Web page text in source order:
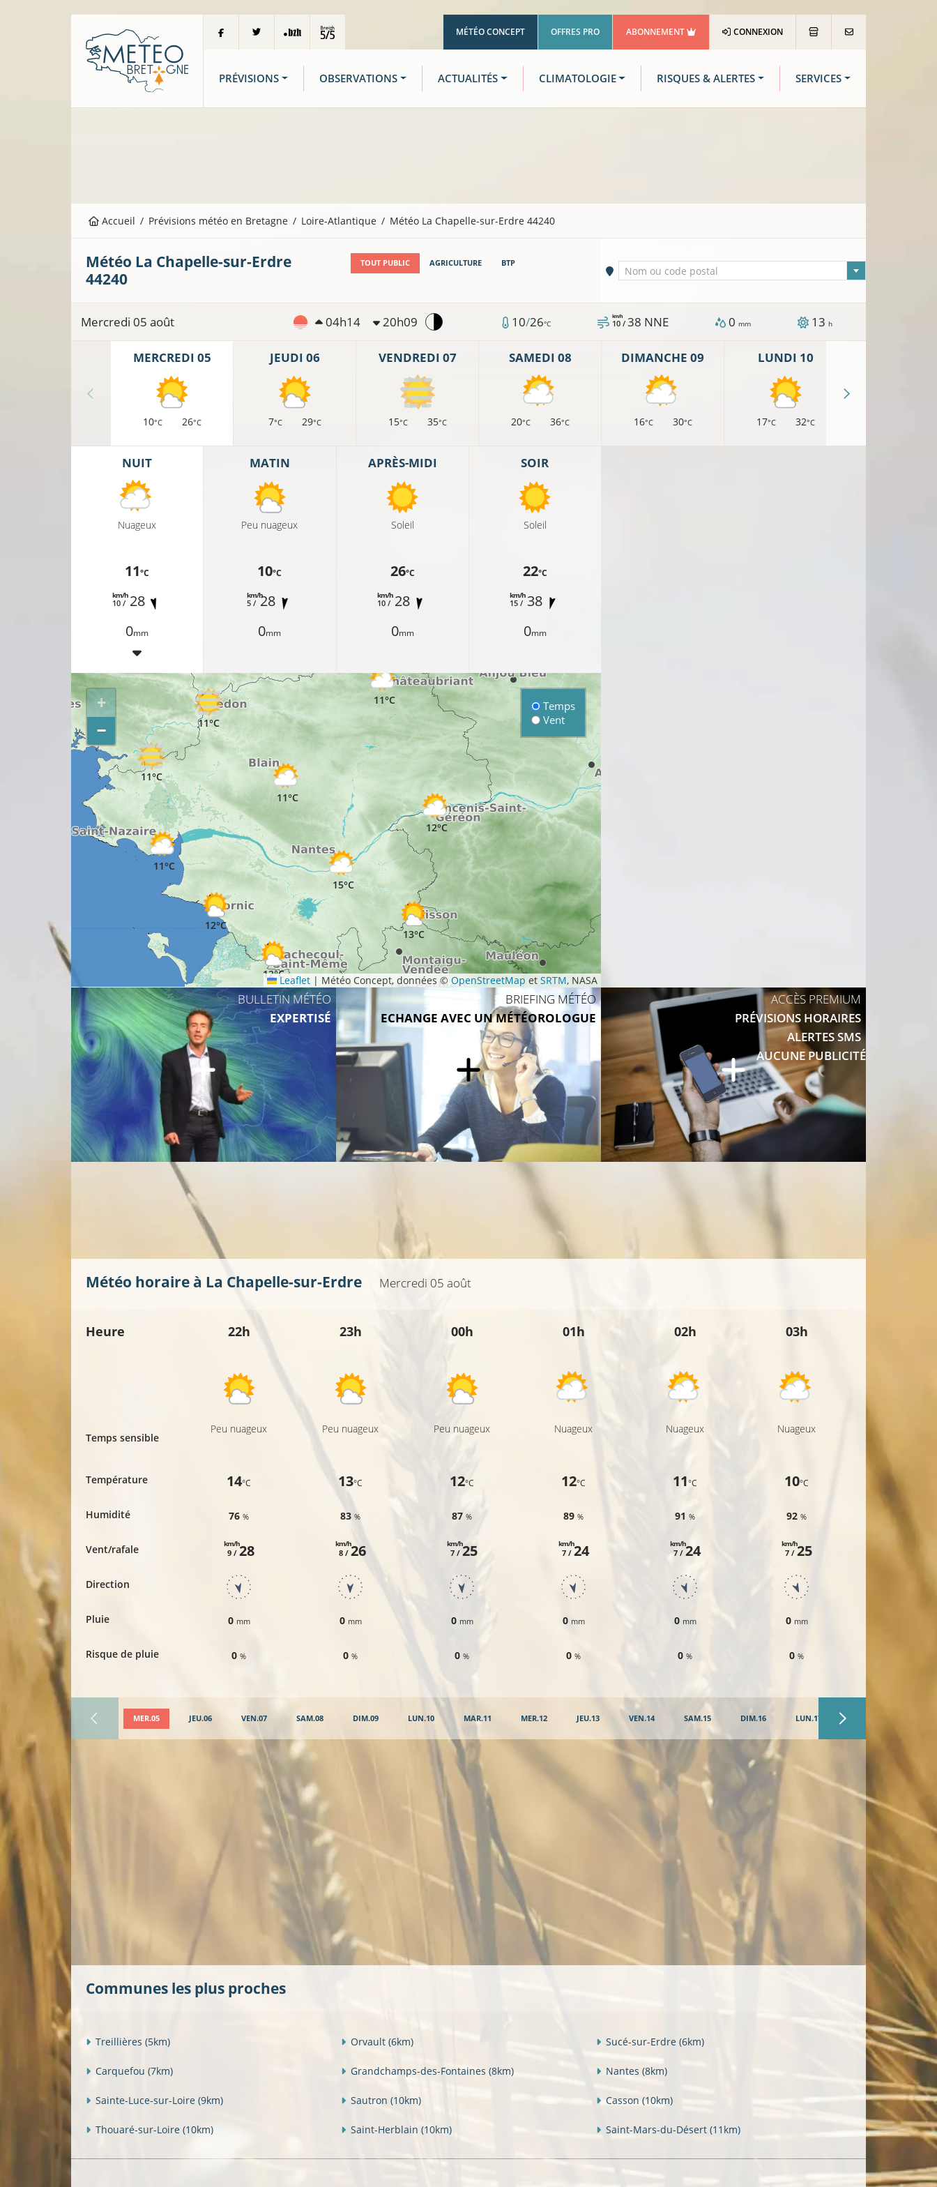
MÉTÉO CONCEPT OFFRES PRO ABONNEMENT CONNEXION
PRÉVISIONS OBSERVATIONS ACTUALITÉS CLIMATOLOGIE RISQUES & ALERTES SERVICES
Accueil Prévisions météo en Bretagne Loire-Atlantique Météo La Chapelle-sur-Erdre 44240
Météo La Chapelle-sur-Erdre
44240
TOUT PUBLIC AGRICULTURE BTP
Ville sélectionnée
Nom ou code postal
Mercredi 05 août 04h14 20h09 10/26°C 10 /
km/h 38 NNE 0 mm 13 h
MERCREDI 05
10°C 26°C
JEUDI 06
7°C 29°C
VENDREDI 07
15°C 35°C
SAMEDI 08
20°C 36°C
DIMANCHE 09
16°C 30°C
LUNDI 10
17°C 32°C
NUIT
Nuageux
11°C
10 /
km/h 28
0mm
MATIN
Peu nuageux
10°C
5 /
km/h28
0mm
APRÈS-MIDI
Soleil
26°C
10 /
km/h 28
0mm
SOIR
Soleil
22°C
15 /
km/h 38
0mm
11°C
11°C
10°C
11°C
12°C
11°C
11°C
13°C
12°C
15°C
12°C
11°C
+
−
Temps
Vent
Leaflet | Météo Concept, données © OpenStreetMap et SRTM, NASA
BULLETIN MÉTÉO
EXPERTISÉ
BRIEFING MÉTÉO
ECHANGE AVEC UN MÉTÉOROLOGUE
ACCÈS PREMIUM
PRÉVISIONS HORAIRES
ALERTES SMS
AUCUNE PUBLICITÉ
Météo horaire à La Chapelle-sur-Erdre Mercredi 05 août
Heure
Temps sensible
Température
Humidité
Vent/rafale
Direction
Pluie
Risque de pluie
22h
Peu nuageux
14°C
76%
9 /
km/h28
0 mm
0%
23h
Peu nuageux
13°C
83%
8 /
km/h26
0 mm
0%
00h
Peu nuageux
12°C
87%
7 /
km/h25
0 mm
0%
01h
Nuageux
12°C
89%
7 /
km/h24
0 mm
0%
02h
Nuageux
11°C
91%
7 /
km/h24
0 mm
0%
03h
Nuageux
10°C
92%
7 /
km/h25
0 mm
0%
10
MER.05 JEU.06 VEN.07 SAM.08 DIM.09 LUN.10 MAR.11 MER.12 JEU.13 VEN.14 SAM.15 DIM.16 LUN.17
Communes les plus proches
Treillières (5km) Orvault (6km) Sucé-sur-Erdre (6km)
Carquefou (7km) Grandchamps-des-Fontaines (8km) Nantes (8km)
Sainte-Luce-sur-Loire (9km) Sautron (10km) Casson (10km)
Thouaré-sur-Loire (10km) Saint-Herblain (10km) Saint-Mars-du-Désert (11km)